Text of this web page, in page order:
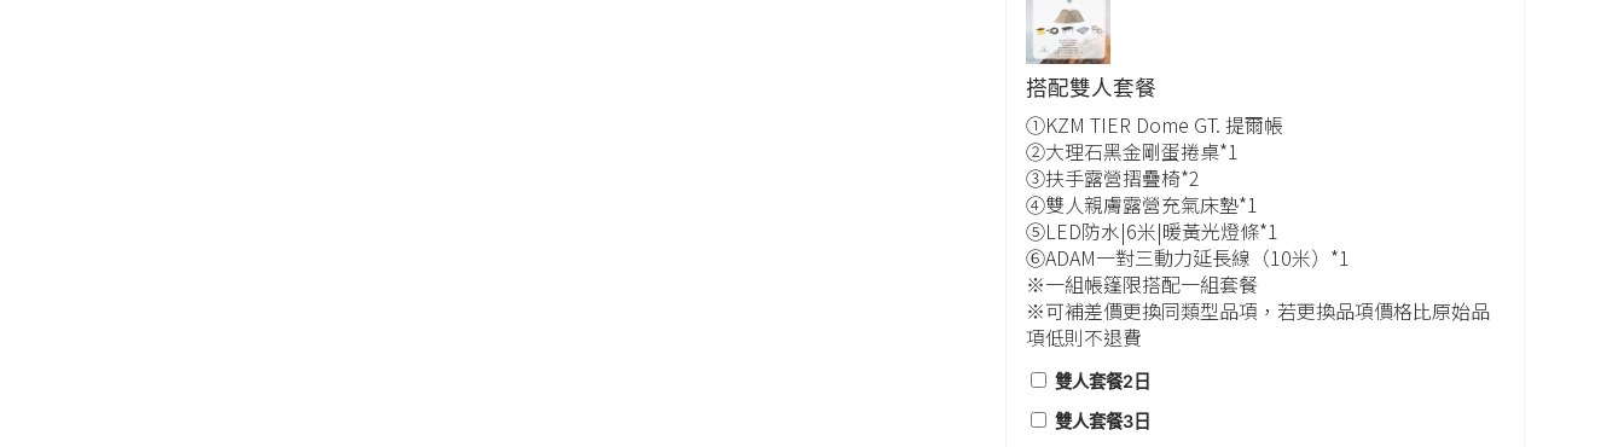
搭配雙人套餐
①KZM TIER Dome GT. 提爾帳
②大理石黑金剛蛋捲桌*1
③扶手露營摺疊椅*2
④雙人親膚露營充氣床墊*1
⑤LED防水|6米|暖黃光燈條*1
⑥ADAM一對三動力延長線（10米）*1
※一組帳篷限搭配一組套餐
※可補差價更換同類型品項，若更換品項價格比原始品
項低則不退費
雙人套餐2日
雙人套餐3日